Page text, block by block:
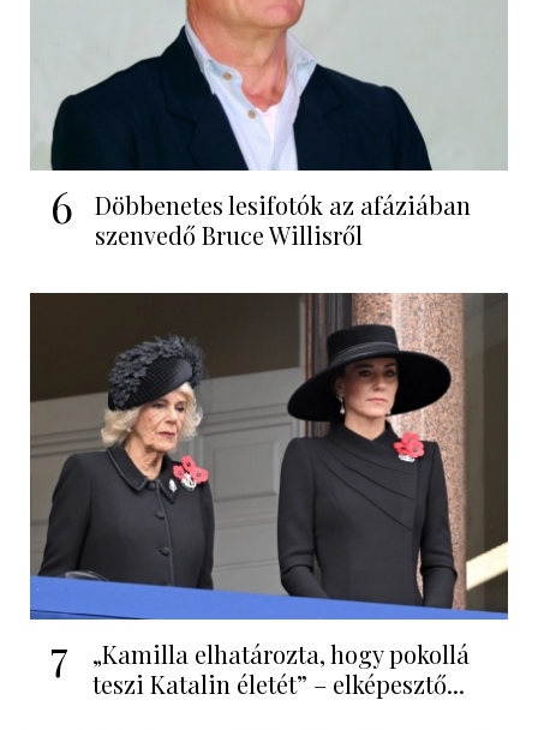
6
Döbbenetes lesifotók az afáziában
szenvedő Bruce Willisről
7
„Kamilla elhatározta, hogy pokollá
teszi Katalin életét” – elképesztő...